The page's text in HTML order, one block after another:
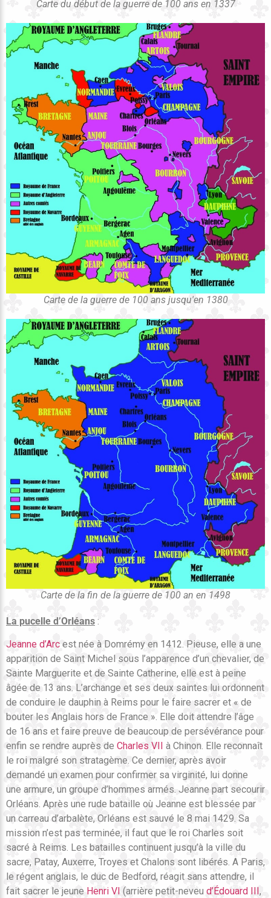
Carte du début de la guerre de 100 ans en 1337
Carte de la guerre de 100 ans jusqu'en 1380
Carte de la fin de la guerre de 100 an en 1498
La pucelle d’Orléans :
Jeanne d’Arc est née à Domrémy en 1412. Pieuse, elle a une
apparition de Saint Michel sous l’apparence d’un chevalier, de
Sainte Marguerite et de Sainte Catherine, elle est à peine
âgée de 13 ans. L’archange et ses deux saintes lui ordonnent
de conduire le dauphin à Reims pour le faire sacrer et « de
bouter les Anglais hors de France ». Elle doit attendre l’âge
de 16 ans et faire preuve de beaucoup de persévérance pour
enfin se rendre auprès de Charles VII
à Chinon. Elle reconnaît
le roi malgré son stratagème. Ce dernier, après avoir
demandé un examen pour confirmer sa virginité, lui donne
une armure, un groupe d’hommes armés. Jeanne part secourir
Orléans. Après une rude bataille où Jeanne est blessée par
un carreau d’arbalète, Orléans est sauvé le 8 mai 1429. Sa
mission n’est pas terminée, il faut que le roi Charles soit
sacré à Reims. Les batailles continuent jusqu’à la ville du
sacre, Patay, Auxerre, Troyes et Chalons sont libérés. A Paris,
le régent anglais, le duc de Bedford, réagit sans attendre, il
fait sacrer le jeune Henri VI (arrière petit-neveu d’Édouard III ,